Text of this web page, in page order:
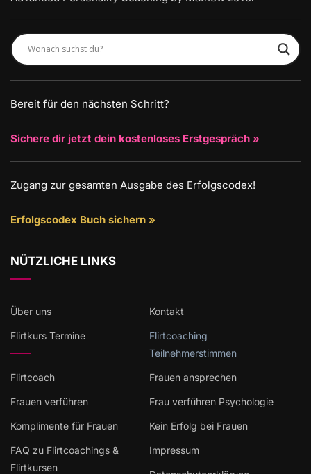
Bereit für den nächsten Schritt?
Sichere dir jetzt dein kostenloses Erstgespräch »
Zugang zur gesamten Ausgabe des Erfolgscodex!
Erfolgscodex Buch sichern »
NÜTZLICHE LINKS
Über uns Kontakt
Flirtkurs Termine
Flirtcoaching
Teilnehmerstimmen
Flirtcoach Frauen ansprechen
Frauen verführen Frau verführen Psychologie
Komplimente für Frauen Kein Erfolg bei Frauen
FAQ zu Flirtcoachings &
Flirtkursen
Impressum